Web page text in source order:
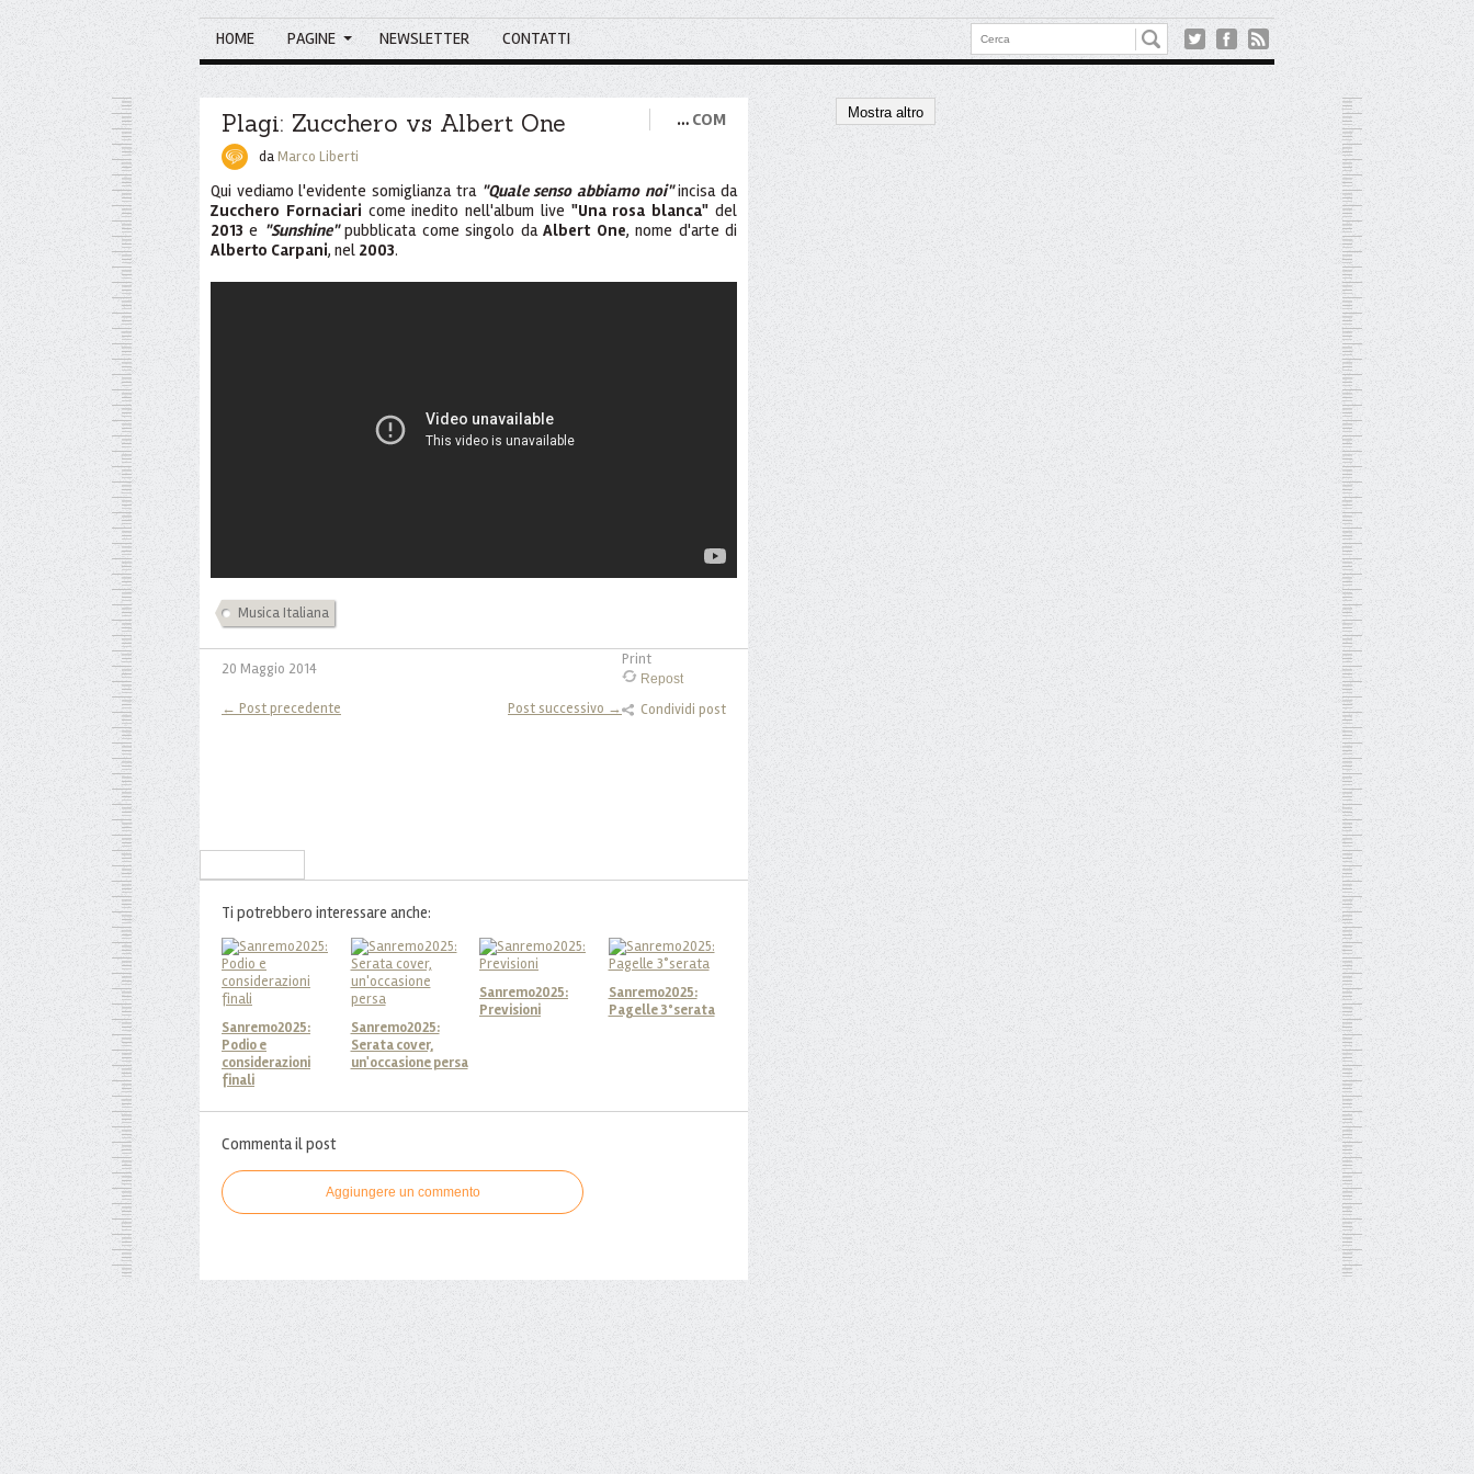
HOME PAGINE NEWSLETTER CONTATTI
Plagi: Zucchero vs Albert One … COM
daMarco Liberti
Qui vediamo l'evidente somiglianza tra "Quale senso abbiamo noi"incisa da
Zucchero Fornaciari come inedito nell'album live "Una rosa blanca" del
2013 e "Sunshine"pubblicata come singolo daAlbert One, nome d'arte di
Alberto Carpani, nel 2003.
Musica Italiana
20 Maggio 2014
Print
Repost
Condividi post
← Post precedente Post successivo →
Ti potrebbero interessare anche:
Sanremo2025:
Podio e
considerazioni
finali
Sanremo2025:
Serata cover,
un'occasione persa
Sanremo2025:
Previsioni
Sanremo2025:
Pagelle 3°serata
Commenta il post
Aggiungere un commento
Mostra altro